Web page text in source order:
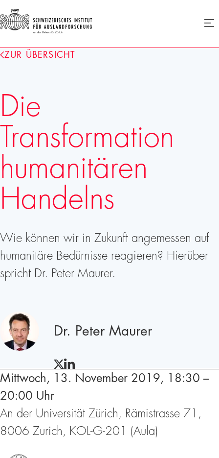
Homepage
ZUR ÜBERSICHT
Die
Transformation
humanitären
Handelns
Wie können wir in Zukunft angemessen auf
humanitäre Bedürnisse reagieren? Hierüber
spricht Dr. Peter Maurer.
Dr. Peter Maurer
TWITTERLINKEDIN
Mittwoch, 13. November 2019, 18:30 –
20:00 Uhr
An der Universität Zürich, Rämistrasse 71,
8006 Zurich, KOL-G-201 (Aula)